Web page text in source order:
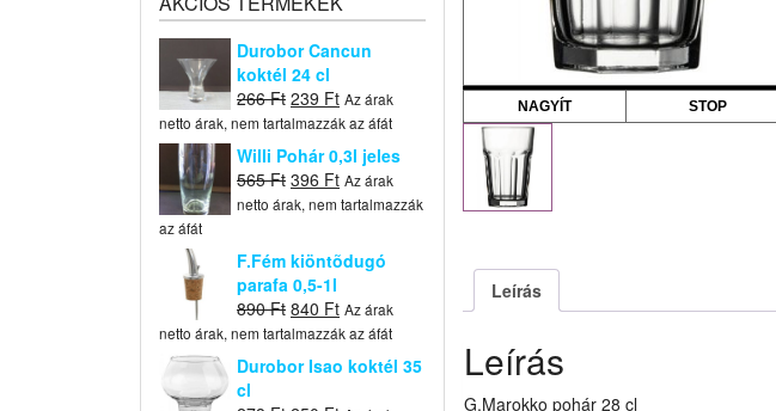
Durobor Cancun
koktél 24 cl
266Ft Original
price
was:
266 Ft.
239 FtCurrent
price
is:
239 Ft.
Az árak
netto árak, nem tartalmazzák az áfát
Willi Pohár 0,3l jeles
565Ft Original
price
565 Ft.
396 FtCurrent
price
396 Ft.
Az árak
netto árak, nem tartalmazzák
az áfát
F.Fém kiöntõdugó
parafa 0,5-1l
890Ft Original
price
was:
890 Ft.
840 FtCurrent
price
is:
840 Ft.
Az árak
netto árak, nem tartalmazzák az áfát
Durobor Isao koktél 35
cl
NAGYÍT STOP
Leírás
Leírás
G.Marokko pohár 28 cl